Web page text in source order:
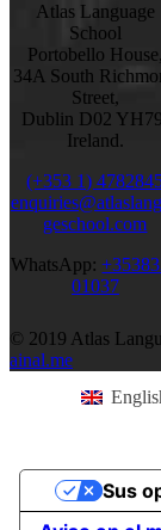
Atlas Language
School
Portobello House,
34A South
Street,
Dublin D02
Ireland.
(+353 1)
geschool.com
WhatsApp:
01037
© 2019 Atlas
ainal.me
Sus